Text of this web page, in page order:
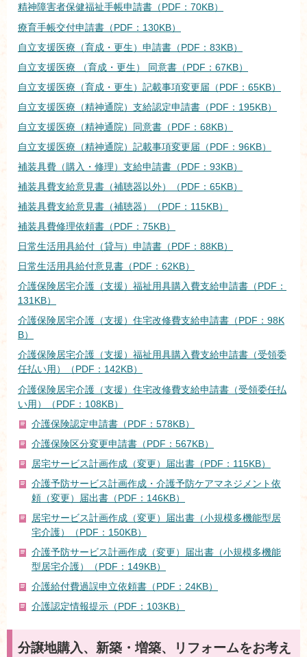
精神障害者保健福祉手帳申請書（PDF：70KB）
療育手帳交付申請書（PDF：130KB）
自立支援医療（育成・更生）申請書（PDF：83KB）
自立支援医療 （育成・更生） 同意書（PDF：67KB）
自立支援医療（育成・更生）記載事項変更届（PDF：65KB）
自立支援医療（精神通院）支給認定申請書（PDF：195KB）
自立支援医療（精神通院）同意書（PDF：68KB）
自立支援医療（精神通院）記載事項変更届（PDF：96KB）
補装具費（購入・修理）支給申請書（PDF：93KB）
補装具費支給意見書（補聴器以外）（PDF：65KB）
補装具費支給意見書（補聴器）（PDF：115KB）
補装具費修理依頼書（PDF：75KB）
日常生活用具給付（貸与）申請書（PDF：88KB）
日常生活用具給付意見書（PDF：62KB）
介護保険居宅介護（支援）福祉用具購入費支給申請書（PDF：
131KB）
介護保険居宅介護（支援）住宅改修費支給申請書（PDF：98K
B）
介護保険居宅介護（支援）福祉用具購入費支給申請書（受領委
任払い用）（PDF：142KB）
介護保険居宅介護（支援）住宅改修費支給申請書（受領委任払
い用）（PDF：108KB）
介護保険認定申請書（PDF：578KB）
介護保険区分変更申請書（PDF：567KB）
居宅サービス計画作成（変更）届出書（PDF：115KB）
介護予防サービス計画作成・介護予防ケアマネジメント依
頼（変更）届出書（PDF：146KB）
居宅サービス計画作成（変更）届出書（小規模多機能型居
宅介護）（PDF：150KB）
介護予防サービス計画作成（変更）届出書（小規模多機能
型居宅介護）（PDF：149KB）
介護給付費過誤申立依頼書（PDF：24KB）
介護認定情報提示（PDF：103KB）
分譲地購入、新築・増築、リフォームをお考え